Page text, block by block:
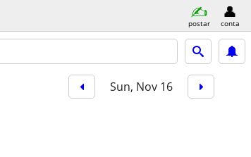
postar conta
Sun, Nov 16